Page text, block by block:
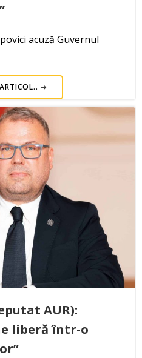
acuză Guvernul
AUR):
liberă într-o